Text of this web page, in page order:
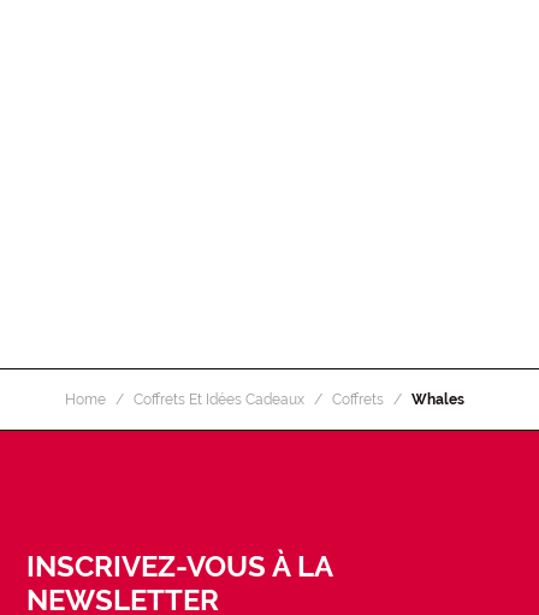
Home Coffrets Et Idées Cadeaux Coffrets Whales
INSCRIVEZ-VOUS À LA
NEWSLETTER